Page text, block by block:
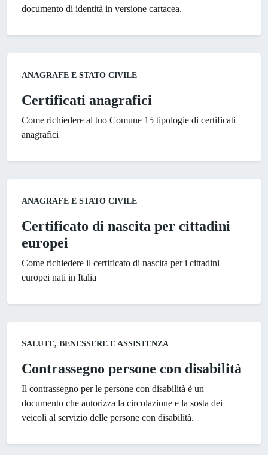
documento di identità in versione cartacea.
Categoria:
ANAGRAFE E STATO CIVILE
Certificati anagrafici
Come richiedere al tuo Comune 15 tipologie di certificati
anagrafici
Categoria:
ANAGRAFE E STATO CIVILE
Certificato di nascita per cittadini
europei
Come richiedere il certificato di nascita per i cittadini
europei nati in Italia
Categoria:
SALUTE, BENESSERE E ASSISTENZA
Contrassegno persone con disabilità
Il contrassegno per le persone con disabilità è un
documento che autorizza la circolazione e la sosta dei
veicoli al servizio delle persone con disabilità.